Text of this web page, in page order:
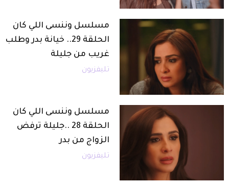
مسلسل وننسى اللي كان
الحلقة 29.. خيانة بدر وطلب
غريب من جليلة
تليفزيون
مسلسل وننسى اللي كان
الحلقة 28 ..جليلة ترفض
الزواج من بدر
تليفزيون